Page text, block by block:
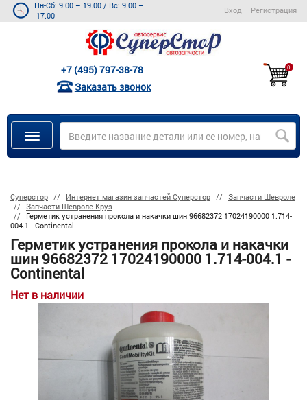
Пн-Сб: 9.00 – 19.00 / Вс: 9.00 –
17.00
Вход Регистрация
+7 (495) 797-38-78
Заказать звонок
0
Суперстор Интернет магазин запчастей Суперстор
Запчасти Шевроле
Запчасти Шевроле Круз
Герметик устранения прокола и накачки шин 96682372 17024190000 1.714-
004.1 - Continental
Герметик устранения прокола и накачки
шин 96682372 17024190000 1.714-004.1 -
Continental
Нет в наличии